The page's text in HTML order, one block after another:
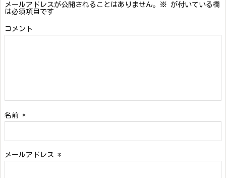
メールアドレスが公開されることはありません。 ※ が付いている欄
は必須項目です
コメント
名前 *
メールアドレス *